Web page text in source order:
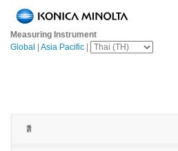
Measuring Instrument
Global
Asia Pacific
หน้า
หลัก
โซลูชั่น
สี